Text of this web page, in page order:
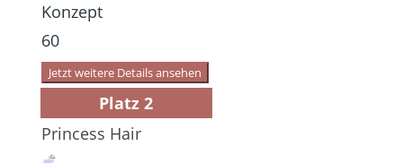
Konzept
60
Jetzt weitere Details ansehen
Platz 2
Princess Hair